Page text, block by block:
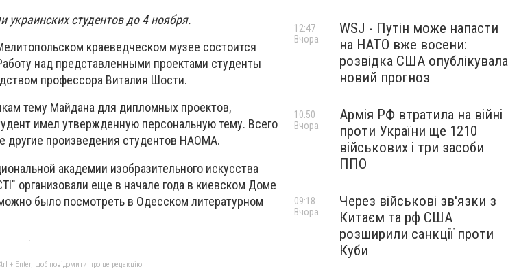
студентов до 4 ноября.
краеведческом музее состоится
над представленными проектами студенты
профессора Виталия Шости.
тему Майдана для дипломных проектов,
имел утвержденную персональную тему. Всего
другие произведения студентов НАОМА.
академии изобразительного искусства
организовали еще в начале года в киевском Доме
было посмотреть в Одесском литературном
+ Enter, щоб повідомити про це редакцію
WSJ - Путін може напасти
на НАТО вже восени:
розвідка США опублікувала
новий прогноз
12:47
Вчора
Армія РФ втратила на війні
проти України ще 1210
військових і три засоби
ППО
10:50
Вчора
Через військові зв'язки з
Китаєм та рф США
розширили санкції проти
Куби
09:18
Вчора